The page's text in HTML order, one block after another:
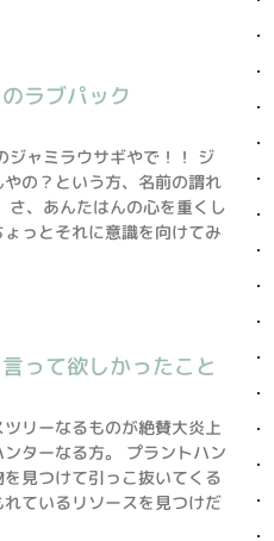
ラブパック
ジャミラウサギやで！！ ジ
の？という方、名前の謂れ
、あんたはんの心を重くし
っとそれに意識を向けてみ
って欲しかったこと
リーなるものが絶賛大炎上
ターなる方。 プラントハン
見つけて引っこ抜いてくる
ているリソースを見つけだ